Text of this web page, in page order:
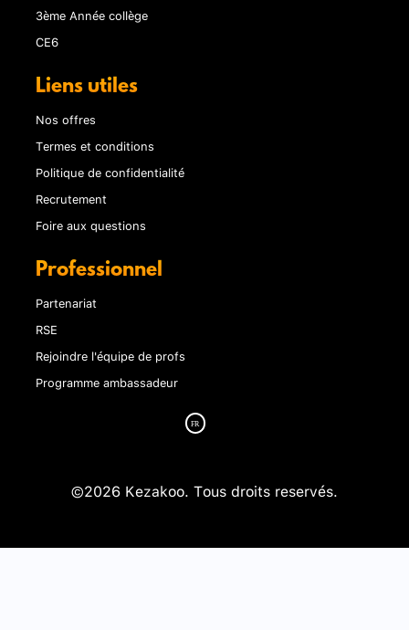
3ème Année collège
CE6
Liens utiles
Nos offres
Termes et conditions
Politique de confidentialité
Recrutement
Foire aux questions
Professionnel
Partenariat
RSE
Rejoindre l'équipe de profs
Programme ambassadeur
©2026 Kezakoo. Tous droits reservés.